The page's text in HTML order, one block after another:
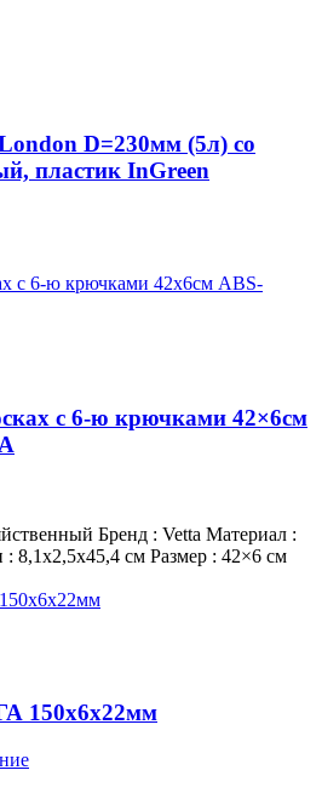
D=230мм (5л) со
пластик InGreen
с 6-ю крючками 42×6см
Бренд : Vetta Материал :
: 8,1х2,5х45,4 см Размер : 42×6 см
150х6х22мм